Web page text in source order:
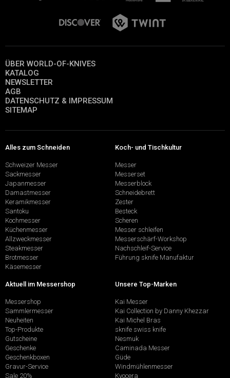
ÜBER WORLD-OF-KNIVES
KATALOG
NEWSLETTER
AGB
DATENSCHUTZ & IMPRESSUM
SITEMAP
Alles zum Schneiden
Schweizer Messer
Sackmesser
Japanmesser
Damastmesser
Keramikmesser
Santoku
Kochmesser
Küchenmesser
Allzweckmesser
Steakmesser
Brotmesser
Käsemesser
Koch- und Tischkultur
Messer
Messerset
Messerblock
Schneidebrett
Zester
Besteck
Scheren
Messer schleifen
Messerschärf-Workshop
Nachschleif-Service
Führung sknife Manufaktur
Aktuell im Messershop
Messershop
Sammlermesser
Neuheiten
Top-Produkte
Gutscheine
Geschenke
Geschenkboxen
Gravur-Service
Sale 20%
Unsere Top-Marken
Kai Messer
Kai Collection by Danny Khezzar
Kai Michel Bras
sknife swiss knife
Nesmuk
Caminada Messer
Güde
Windmühlenmesser
Kyocera